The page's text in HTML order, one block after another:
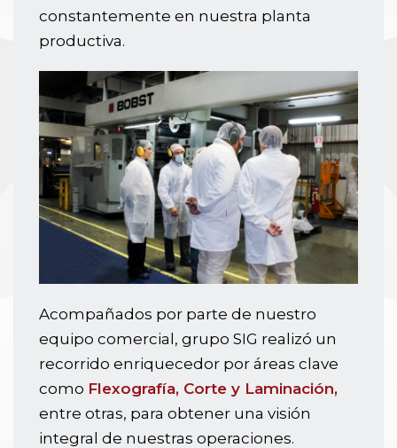
constantemente en nuestra planta
productiva.
Acompañados por parte de nuestro
equipo comercial, grupo SIG realizó un
recorrido enriquecedor por áreas clave
como Flexografía, Corte y Laminación,
entre otras, para obtener una visión
integral de nuestras operaciones.